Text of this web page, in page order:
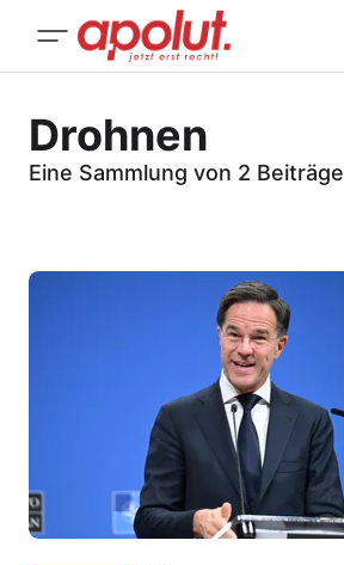
Drohnen
Eine Sammlung von 2 Beiträge